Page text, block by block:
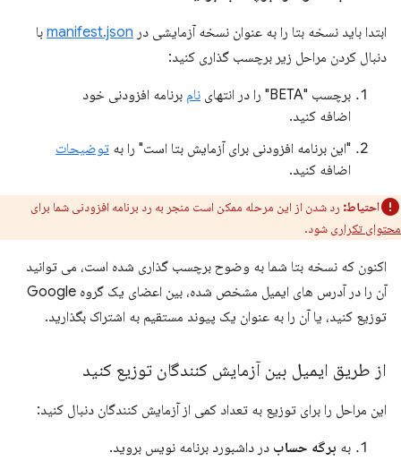
ابتدا باید نسخه بتا را به عنوان نسخه آزمایشی در manifest.json با
دنبال کردن مراحل زیر برچسب گذاری کنید:
برچسب "BETA" را در انتهای نام برنامه افزودنی خود
اضافه کنید.
"این برنامه افزودنی برای آزمایش بتا است" را به توضیحات
اضافه کنید.
احتیاط: رد شدن از این مرحله ممکن است منجر به رد برنامه افزودنی شما برای
محتوای تکراری شود.
اکنون که نسخه بتا شما به وضوح برچسب گذاری شده است، می توانید
آن را در آدرس های ایمیل مشخص شده، بین اعضای یک گروه Google
توزیع کنید، یا آن را به عنوان یک پیوند مستقیم به اشتراک بگذارید.
از طریق ایمیل بین آزمایش کنندگان توزیع کنید
این مراحل را برای توزیع به تعداد کمی از آزمایش کنندگان دنبال کنید:
به برگه حساب در داشبورد برنامه نویس بروید.